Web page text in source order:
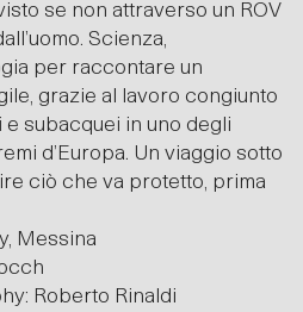
se non attraverso un ROV
Scienza,
per raccontare un
grazie al lavoro congiunto
subacquei in uno degli
d’Europa. Un viaggio sotto
ciò che va protetto, prima
Messina
Roberto Rinaldi